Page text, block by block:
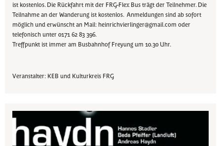
ist kostenlos. Die Rückfahrt mit der FRG-Flex Bus trägt der Teilnehmer. Die
Teilnahme an der Wanderung ist kostenlos. Anmeldungen sind ab sofort
möglich und erwünscht an Mail: heinrichvierlinger@gmail.com oder
telefonisch unter 0171 62 83 396.
Treffpunkt ist immer am Busbahnhof Freyung um 10.30 Uhr.
Veranstalter: KEB und Kulturkreis FRG